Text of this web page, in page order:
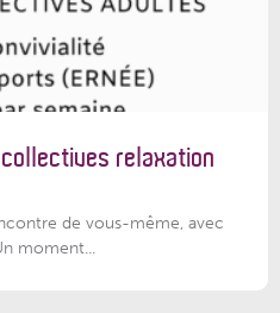
relaxation
de vous-même, avec
moment...